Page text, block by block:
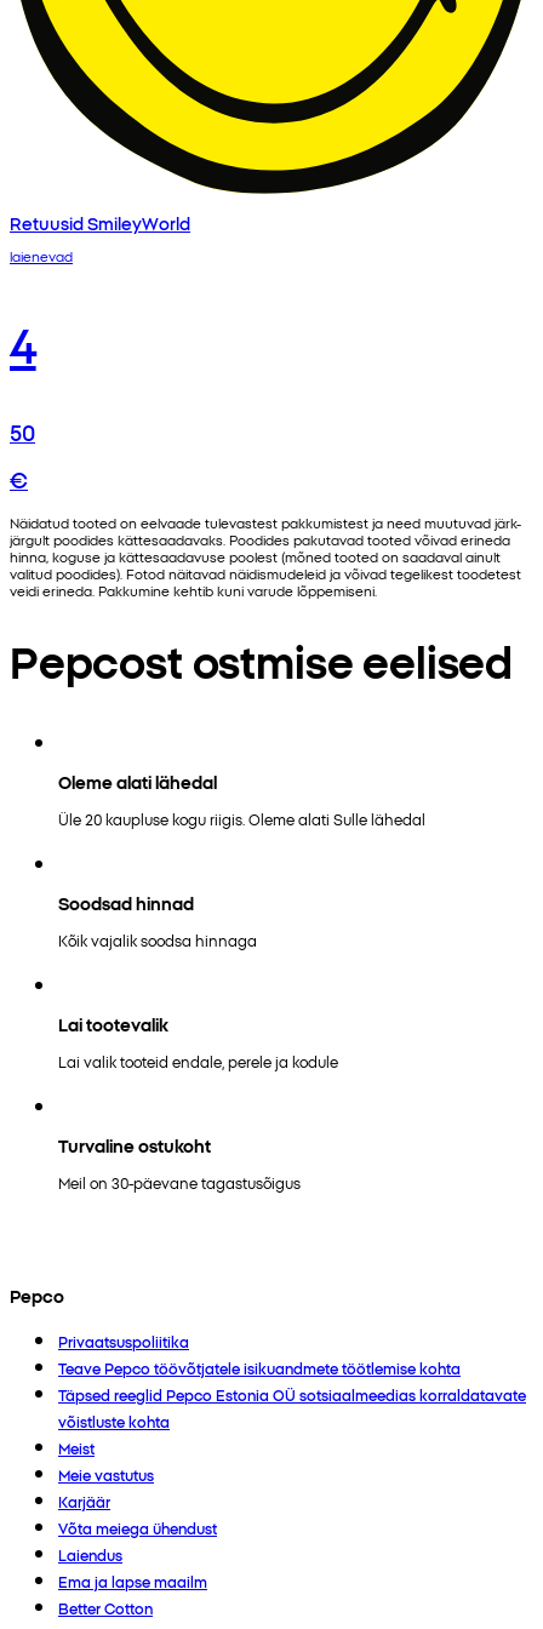
Retuusid SmileyWorld
laienevad
4
50
€
Näidatud tooted on eelvaade tulevastest pakkumistest ja need muutuvad järk-
järgult poodides kättesaadavaks. Poodides pakutavad tooted võivad erineda
hinna, koguse ja kättesaadavuse poolest (mõned tooted on saadaval ainult
valitud poodides). Fotod näitavad näidismudeleid ja võivad tegelikest toodetest
veidi erineda. Pakkumine kehtib kuni varude lõppemiseni.
Pepcost ostmise eelised
Oleme alati lähedal
Üle 20 kaupluse kogu riigis. Oleme alati Sulle lähedal
Soodsad hinnad
Kõik vajalik soodsa hinnaga
Lai tootevalik
Lai valik tooteid endale, perele ja kodule
Turvaline ostukoht
Meil on 30-päevane tagastusõigus
Pepco
Privaatsuspoliitika
Teave Pepco töövõtjatele isikuandmete töötlemise kohta
Täpsed reeglid Pepco Estonia OÜ sotsiaalmeedias korraldatavate
võistluste kohta
Meist
Meie vastutus
Karjäär
Võta meiega ühendust
Laiendus
Ema ja lapse maailm
Better Cotton